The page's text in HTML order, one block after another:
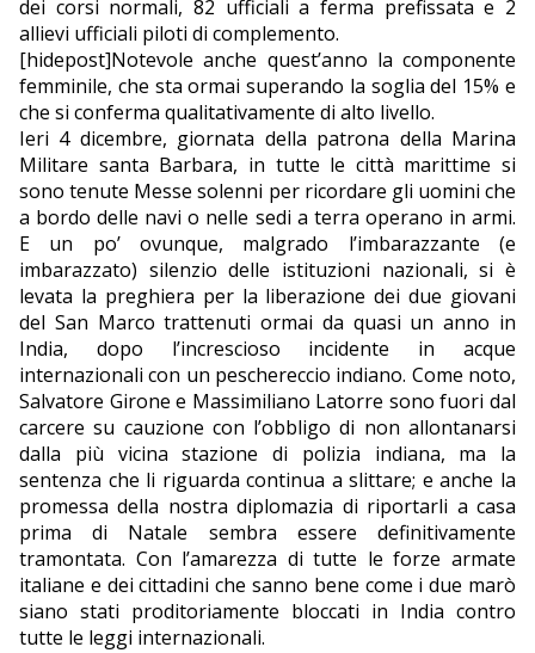
dei corsi normali, 82 ufficiali a ferma prefissata e 2
allievi ufficiali piloti di complemento.
[hidepost]Notevole anche quest’anno la componente
femminile, che sta ormai superando la soglia del 15% e
che si conferma qualitativamente di alto livello.
Ieri 4 dicembre, giornata della patrona della Marina
Militare santa Barbara, in tutte le città marittime si
sono tenute Messe solenni per ricordare gli uomini che
a bordo delle navi o nelle sedi a terra operano in armi.
E un po’ ovunque, malgrado l’imbarazzante (e
imbarazzato) silenzio delle istituzioni nazionali, si è
levata la preghiera per la liberazione dei due giovani
del San Marco trattenuti ormai da quasi un anno in
India, dopo l’increscioso incidente in acque
internazionali con un peschereccio indiano. Come noto,
Salvatore Girone e Massimiliano Latorre sono fuori dal
carcere su cauzione con l’obbligo di non allontanarsi
dalla più vicina stazione di polizia indiana, ma la
sentenza che li riguarda continua a slittare; e anche la
promessa della nostra diplomazia di riportarli a casa
prima di Natale sembra essere definitivamente
tramontata. Con l’amarezza di tutte le forze armate
italiane e dei cittadini che sanno bene come i due marò
siano stati proditoriamente bloccati in India contro
tutte le leggi internazionali.